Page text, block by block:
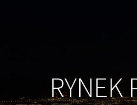
RYNEK